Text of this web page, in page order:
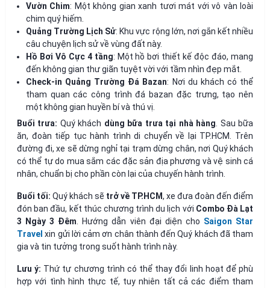
Vườn Chim: Một không gian xanh tươi mát với vô vàn loài
chim quý hiếm.
Quảng Trường Lịch Sử: Khu vực rộng lớn, nơi gắn kết nhiều
câu chuyện lịch sử về vùng đất này.
Hồ Bơi Vô Cực 4 tầng: Một hồ bơi thiết kế độc đáo, mang
đến không gian thư giãn tuyệt vời với tầm nhìn đẹp mắt.
Check-in Quảng Trường Đá Bazan: Nơi du khách có thể
tham quan các công trình đá bazan đặc trưng, tạo nên
một không gian huyền bí và thú vị.
Buổi trưa: Quý khách dùng bữa trưa tại nhà hàng . Sau bữa
ăn, đoàn tiếp tục hành trình di chuyển về lại TP.HCM. Trên
đường đi, xe sẽ dừng nghỉ tại trạm dừng chân, nơi Quý khách
có thể tự do mua sắm các đặc sản địa phương và vệ sinh cá
nhân, chuẩn bị cho phần còn lại của chuyến hành trình.
Buổi tối: Quý khách sẽ trở về TP.HCM, xe đưa đoàn đến điểm
đón ban đầu, kết thúc chương trình du lịch với Combo Đà Lạt
3 Ngày 3 Đêm . Hướng dẫn viên đại diện cho Saigon Star
Travel xin gửi lời cảm ơn chân thành đến Quý khách đã tham
gia và tin tưởng trong suốt hành trình này.
Lưu ý: Thứ tự chương trình có thể thay đổi linh hoạt để phù
hợp với tình hình thực tế, tuy nhiên tất cả các điểm tham